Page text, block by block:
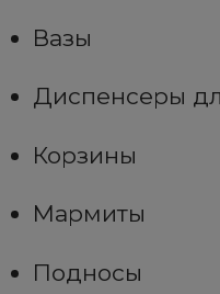
Вазы
Диспенсеры
Корзины
Мармиты
Подносы